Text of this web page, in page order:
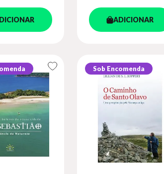
ADICIONAR
Sob Encomenda